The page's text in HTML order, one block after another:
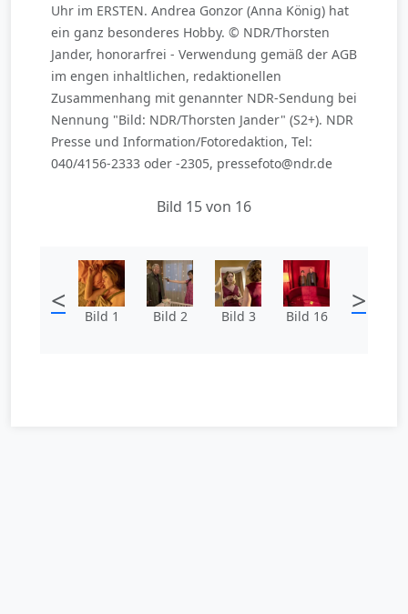
Uhr im ERSTEN. Andrea Gonzor (Anna König) hat
ein ganz besonderes Hobby. © NDR/Thorsten
Jander, honorarfrei - Verwendung gemäß der AGB
im engen inhaltlichen, redaktionellen
Zusammenhang mit genannter NDR-Sendung bei
Nennung "Bild: NDR/Thorsten Jander" (S2+). NDR
Presse und Information/Fotoredaktion, Tel:
040/4156-2333 oder -2305, pressefoto@ndr.de
Bild 15 von 16
< Bild 1 Bild 2 Bild 3 Bild 16 >